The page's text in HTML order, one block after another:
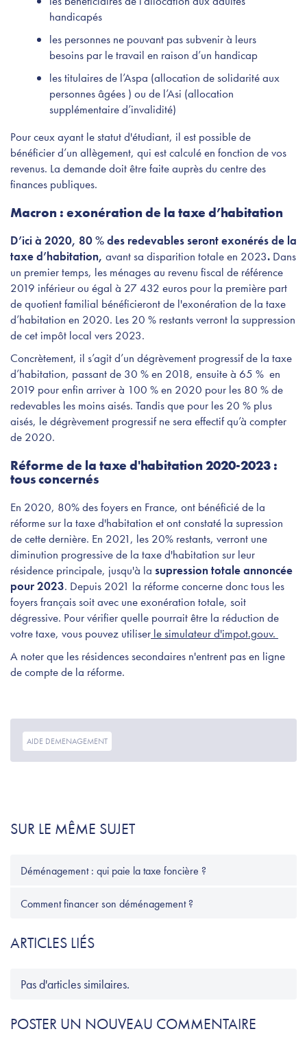
handicapés
les personnes ne pouvant pas subvenir à leurs
besoins par le travail en raison d’un handicap
les titulaires de l’Aspa (allocation de solidarité aux
personnes âgées ) ou de l’Asi (allocation
supplémentaire d’invalidité)
Pour ceux ayant le statut d'étudiant, il est possible de
bénéficier d’un allègement, qui est calculé en fonction de vos
revenus. La demande doit être faite auprès du centre des
finances publiques.
Macron : exonération de la taxe d’habitation
D’ici à 2020, 80 % des redevables seront exonérés de la
taxe d’habitation, avant sa disparition totale en 2023. Dans
un premier temps, les ménages au revenu fiscal de référence
2019 inférieur ou égal à 27 432 euros pour la première part
de quotient familial bénéficieront de l'exonération de la taxe
d’habitation en 2020. Les 20 % restants verront la suppression
de cet impôt local vers 2023.
Concrètement, il s’agit d’un dégrèvement progressif de la taxe
d’habitation, passant de 30 % en 2018, ensuite à 65 % en
2019 pour enfin arriver à 100 % en 2020 pour les 80 % de
redevables les moins aisés. Tandis que pour les 20 % plus
aisés, le dégrèvement progressif ne sera effectif qu’à compter
de 2020.
Réforme de la taxe d'habitation 2020-2023 :
tous concernés
En 2020, 80% des foyers en France, ont bénéficié de la
réforme sur la taxe d'habitation et ont constaté la supression
de cette dernière. En 2021, les 20% restants, verront une
diminution progressive de la taxe d'habitation sur leur
résidence principale, jusqu'à la supression totale annoncée
pour 2023. Depuis 2021 la réforme concerne donc tous les
foyers français soit avec une exonération totale, soit
dégressive. Pour vérifier quelle pourrait être la réduction de
votre taxe, vous pouvez utiliser le simulateur d'impot.gouv.
A noter que les résidences secondaires n'entrent pas en ligne
de compte de la réforme.
AIDE DEMENAGEMENT
SUR LE MÊME SUJET
Déménagement : qui paie la taxe foncière ?
Comment financer son déménagement ?
ARTICLES LIÉS
Pas d'articles similaires.
POSTER UN NOUVEAU COMMENTAIRE